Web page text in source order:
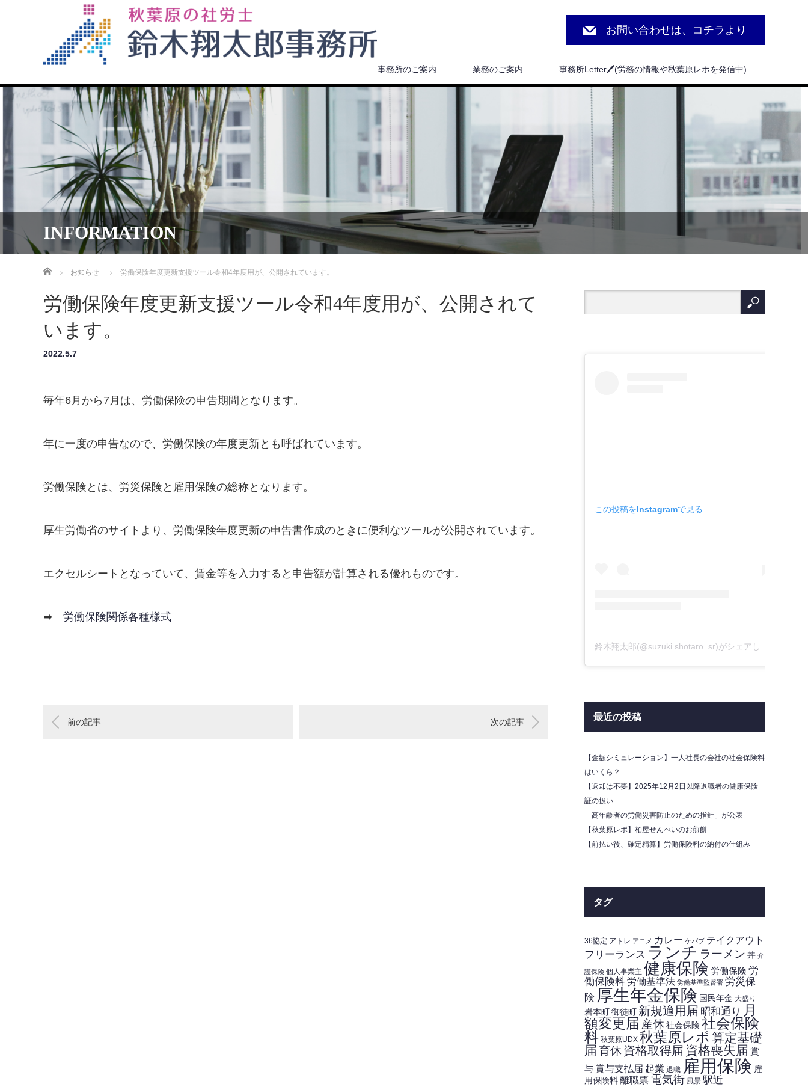
お問い合わせは、コチラより
事務所のご案内 業務のご案内 事務所Letter🖊(労務の情報や秋葉原レポを発信中)
INFORMATION
ホーム お知らせ 労働保険年度更新支援ツール令和4年度用が、公開されています。
労働保険年度更新支援ツール令和4年度用が、公開されて
います。
2022.5.7
毎年6月から7月は、労働保険の申告期間となります。
年に一度の申告なので、労働保険の年度更新とも呼ばれています。
労働保険とは、労災保険と雇用保険の総称となります。
厚生労働省のサイトより、労働保険年度更新の申告書作成のときに便利なツールが公開されています。
エクセルシートとなっていて、賃金等を入力すると申告額が計算される優れものです。
➡ 労働保険関係各種様式
前の記事 次の記事
この投稿をInstagramで見る
鈴木翔太郎(@suzuki.shotaro_sr)がシェアした投稿
最近の投稿
【金額シミュレーション】一人社長の会社の社会保険料
はいくら？
【返却は不要】2025年12月2日以降退職者の健康保険
証の扱い
「高年齢者の労働災害防止のための指針」が公表
【秋葉原レポ】柏屋せんべいのお煎餅
【前払い後、確定精算】労働保険料の納付の仕組み
タグ
36協定 アトレ アニメ カレー ケバブ テイクアウト
フリーランス ランチ ラーメン 丼 介
護保険 個人事業主 健康保険 労働保険労
働保険料労働基準法 労働基準監督署 労災保
険 厚生年金保険 国民年金 大盛り
岩本町 御徒町 新規適用届 昭和通り 月
額変更届 産休 社会保険 社会保険
料 秋葉原UDX 秋葉原レポ 算定基礎
届 育休資格取得届 資格喪失届 賞
与 賞与支払届 起業 退職 雇用保険 雇
用保険料 離職票 電気街 風景 駅近